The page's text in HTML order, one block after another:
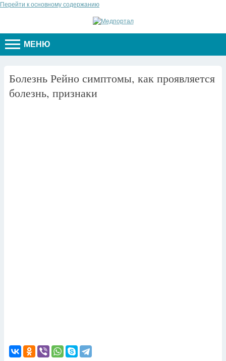
Перейти к основному содержанию
МЕНЮ
Болезнь Рейно симптомы, как проявляется
болезнь, признаки